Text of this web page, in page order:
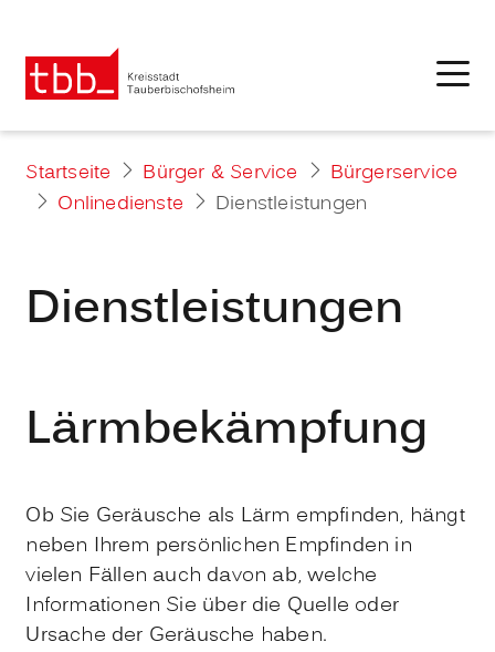
Startseite Bürger & Service
Bürgerservice
Onlinedienste
Dienstleistungen
Dienstleistungen
Lärmbekämpfung
Ob Sie Geräusche als Lärm empfinden, hängt
neben Ihrem persönlichen Empfinden in
vielen Fällen auch davon ab, welche
Informationen Sie über die Quelle oder
Ursache der Geräusche haben.